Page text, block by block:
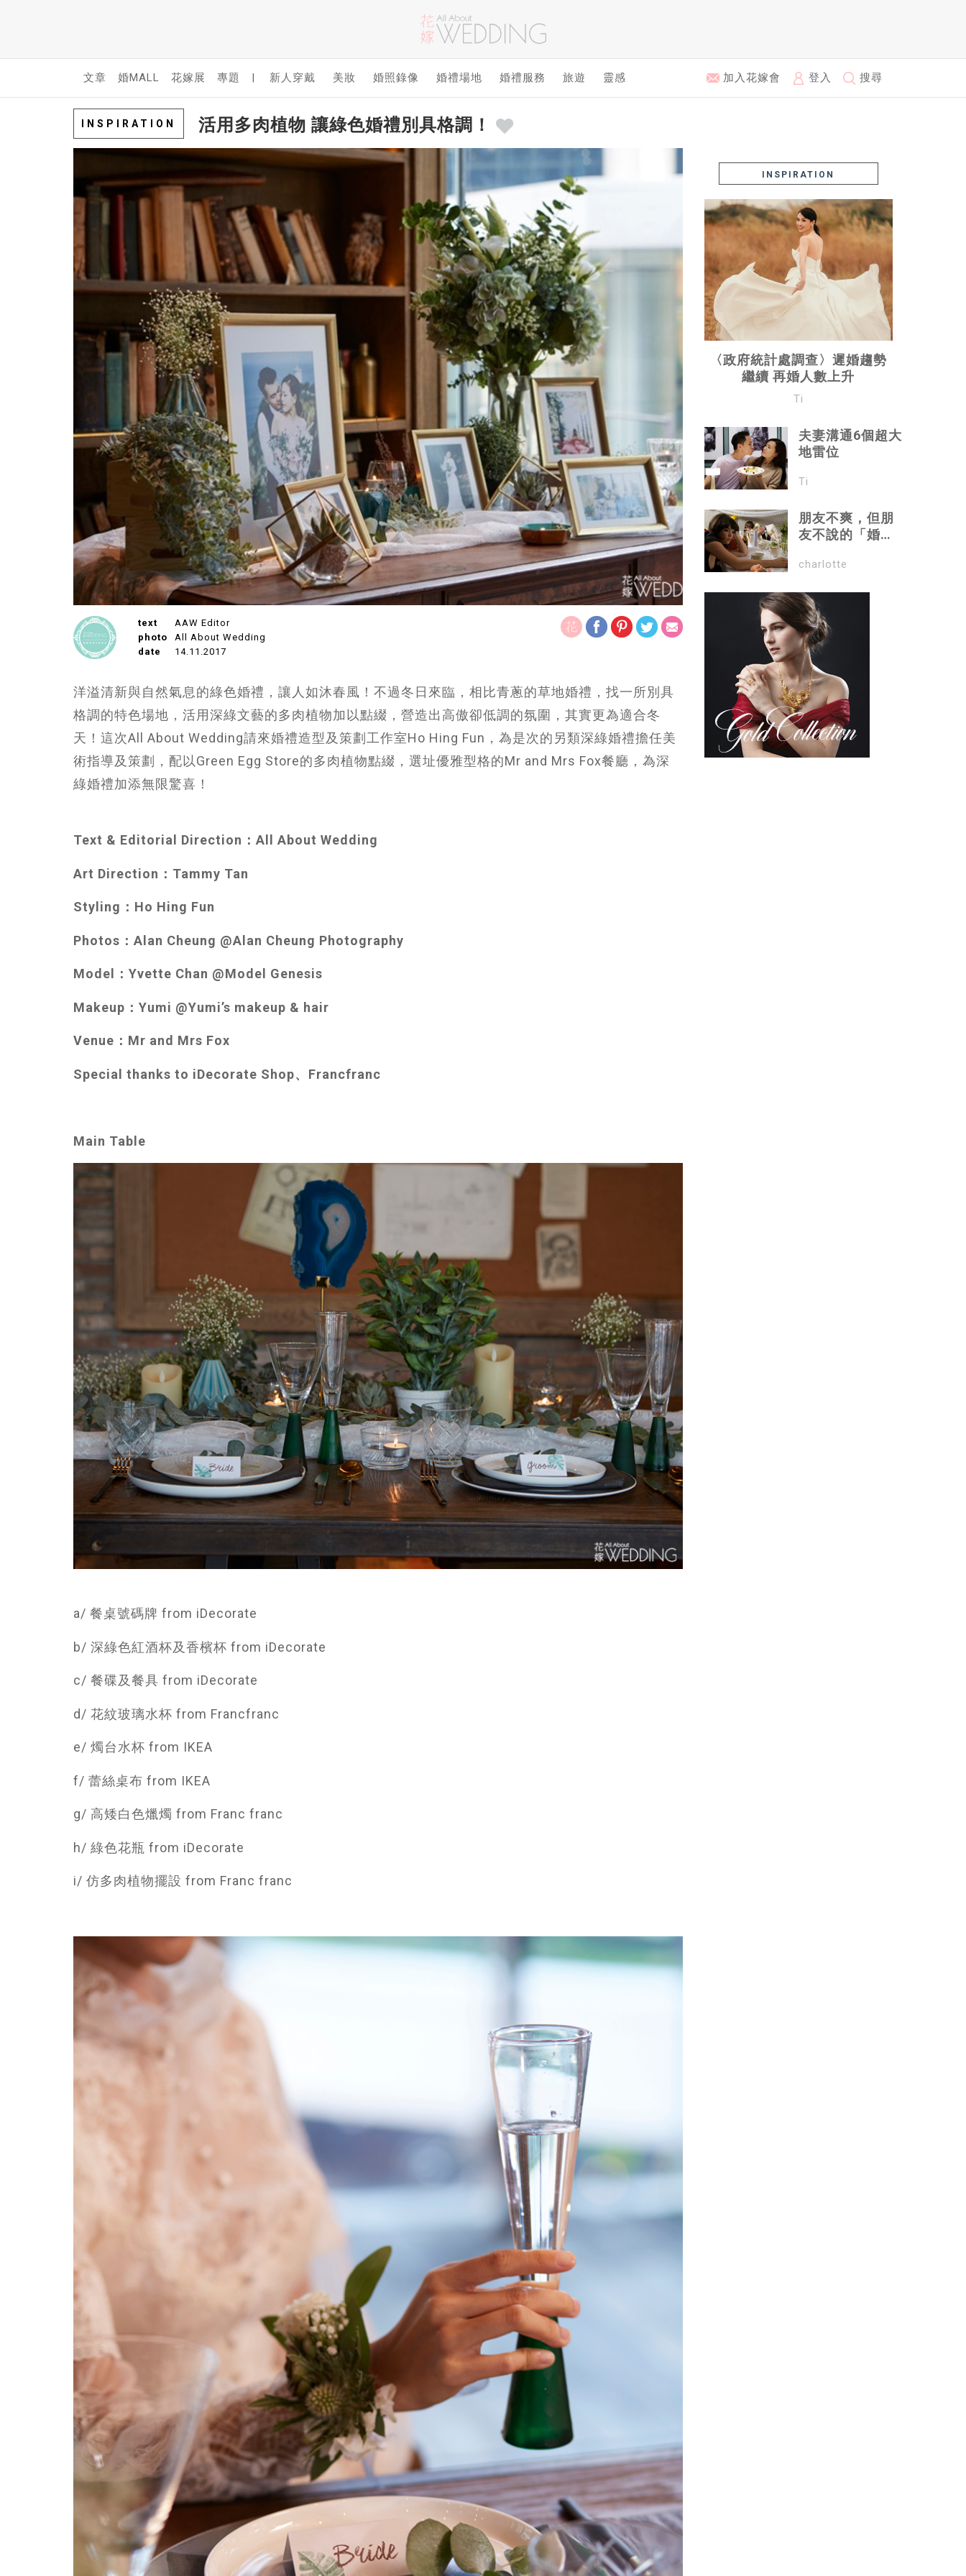
文章 婚MALL 花嫁展 專題 | 新人穿戴 美妝 婚照錄像 婚禮場地 婚禮服務 旅遊 靈感 加入花嫁會 登入 搜尋
INSPIRATION 活用多肉植物 讓綠色婚禮別具格調！
text
AAW Editor
photo
All About Wedding
date
14.11.2017
洋溢清新與自然氣息的綠色婚禮，讓人如沐春風！不過冬日來臨，相比青蔥的草地婚禮，找一所別具
格調的特色場地，活用深綠文藝的多肉植物加以點綴，營造出高傲卻低調的氛圍，其實更為適合冬
天！這次All About Wedding請來婚禮造型及策劃工作室Ho Hing Fun，為是次的另類深綠婚禮擔任美
術指導及策劃，配以Green Egg Store的多肉植物點綴，選址優雅型格的Mr and Mrs Fox餐廳，為深
綠婚禮加添無限驚喜！
Text & Editorial Direction：All About Wedding
Art Direction：Tammy Tan
Styling：Ho Hing Fun
Photos：Alan Cheung @Alan Cheung Photography
Model：Yvette Chan @Model Genesis
Makeup：Yumi @Yumi’s makeup & hair
Venue：Mr and Mrs Fox
Special thanks to iDecorate Shop、Francfranc
Main Table
a/ 餐桌號碼牌 from iDecorate
b/ 深綠色紅酒杯及香檳杯 from iDecorate
c/ 餐碟及餐具 from iDecorate
d/ 花紋玻璃水杯 from Francfranc
e/ 燭台水杯 from IKEA
f/ 蕾絲桌布 from IKEA
g/ 高矮白色爉燭 from Franc franc
h/ 綠色花瓶 from iDecorate
i/ 仿多肉植物擺設 from Franc franc
INSPIRATION
〈政府統計處調查〉遲婚趨勢
繼續 再婚人數上升
Ti
夫妻溝通6個超大
地雷位
Ti
朋友不爽，但朋
友不說的「婚禮
charlotte